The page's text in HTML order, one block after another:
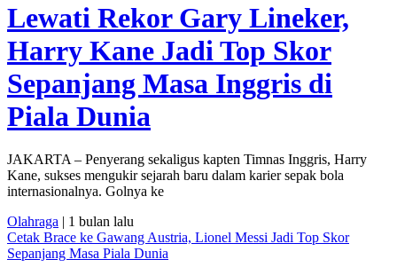
Lewati Rekor Gary Lineker,
Harry Kane Jadi Top Skor
Sepanjang Masa Inggris di
Piala Dunia
JAKARTA – Penyerang sekaligus kapten Timnas Inggris, Harry
Kane, sukses mengukir sejarah baru dalam karier sepak bola
internasionalnya. Golnya ke
Olahraga | 1 bulan lalu
Cetak Brace ke Gawang Austria, Lionel Messi Jadi Top Skor
Sepanjang Masa Piala Dunia